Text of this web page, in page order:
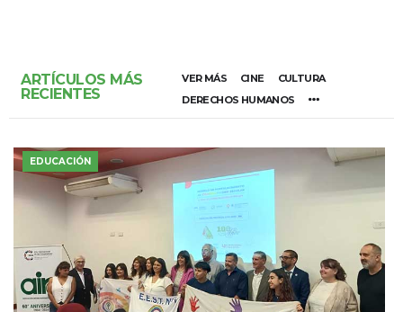
ARTÍCULOS MÁS
RECIENTES
VER MÁS CINE
CULTURA
DERECHOS HUMANOS
EDUCACIÓN